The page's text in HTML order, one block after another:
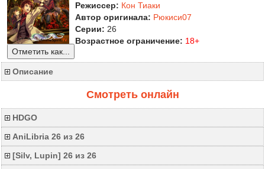
Режиссер: Кон Тиаки
Автор оригинала: Рюкиси07
Серии: 26
Возрастное ограничение: 18+
Отметить как...
Описание
Смотреть онлайн
HDGO
AniLibria 26 из 26
[Silv, Lupin] 26 из 26